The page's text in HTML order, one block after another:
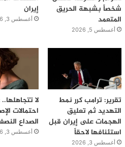
شخصاً بشبهة الحريق
المتعمد
أغسطس 5, 2026
إيران
أغسطس 3, 2026
تقرير: ترامب كرر نمط
التهديد ثم تعليق
الهجمات على إيران قبل
استئنافها لاحقاً
أغسطس 3, 2026
لا
احتمالات
الصداع
أغسطس 3, 2026